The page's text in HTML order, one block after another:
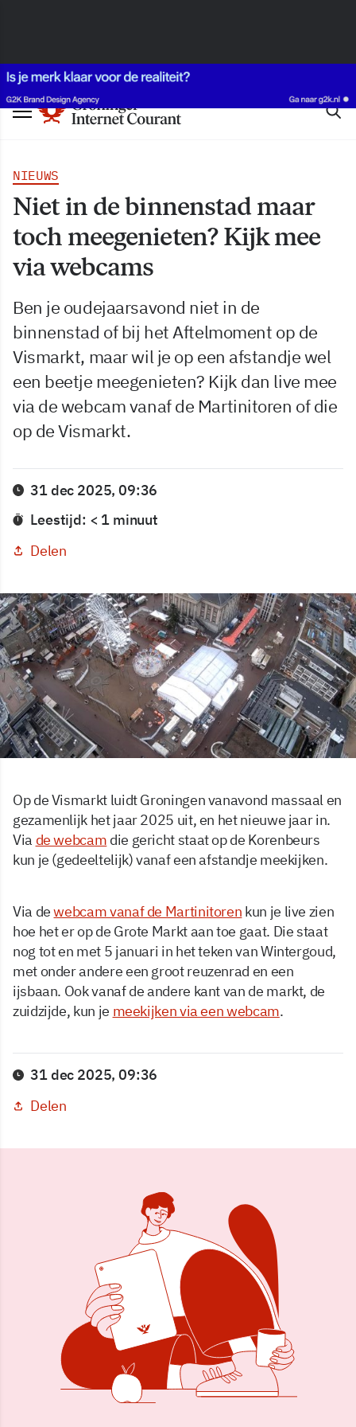
NIEUWS
Niet in de binnenstad maar
toch meegenieten? Kijk mee
via webcams
Ben je oudejaarsavond niet in de
binnenstad of bij het Aftelmoment op de
Vismarkt, maar wil je op een afstandje wel
een beetje meegenieten? Kijk dan live mee
via de webcam vanaf de Martinitoren of die
op de Vismarkt.
31 dec 2025, 09:36
Leestijd: < 1 minuut
Delen
Op de Vismarkt luidt Groningen vanavond massaal en
gezamenlijk het jaar 2025 uit, en het nieuwe jaar in.
Via de webcam die gericht staat op de Korenbeurs
kun je (gedeeltelijk) vanaf een afstandje meekijken.
Via dewebcam vanaf de Martinitoren kun je live zien
hoe het er op de Grote Markt aan toe gaat. Die staat
nog tot en met 5 januari in het teken van Wintergoud,
met onder andere een groot reuzenrad en een
ijsbaan. Ook vanaf de andere kant van de markt, de
zuidzijde, kun je meekijken via een webcam.
31 dec 2025, 09:36
Delen